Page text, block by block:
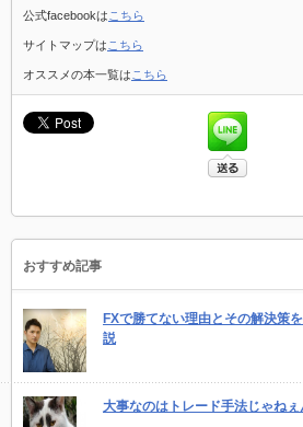
公式facebookは こちら
サイトマップは こちら
オススメの本一覧は こちら
おすすめ記事
FXで勝てない理由とその解決策
説
大事なのはトレード手法じゃねぇ